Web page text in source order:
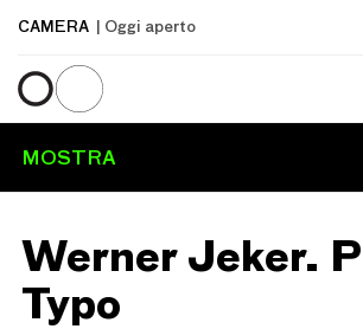
CAMERA | Oggi aperto
MOSTRA
Werner Jeker.
Typo